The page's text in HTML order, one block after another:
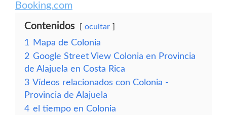
Booking.com
Contenidos ocultar
1
Mapa de Colonia
2 Google Street View Colonia en Provincia
de Alajuela en Costa Rica
3 Vídeos relacionados con Colonia -
Provincia de Alajuela
4 el tiempo en Colonia